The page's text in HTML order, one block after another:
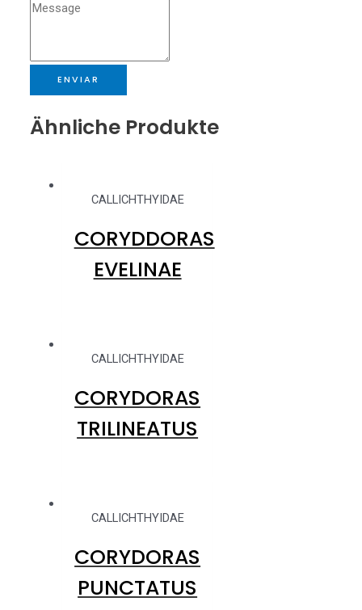
ENVIAR
Ähnliche Produkte
CALLICHTHYIDAE
CORYDDORAS
EVELINAE
CALLICHTHYIDAE
CORYDORAS
TRILINEATUS
CALLICHTHYIDAE
CORYDORAS
PUNCTATUS